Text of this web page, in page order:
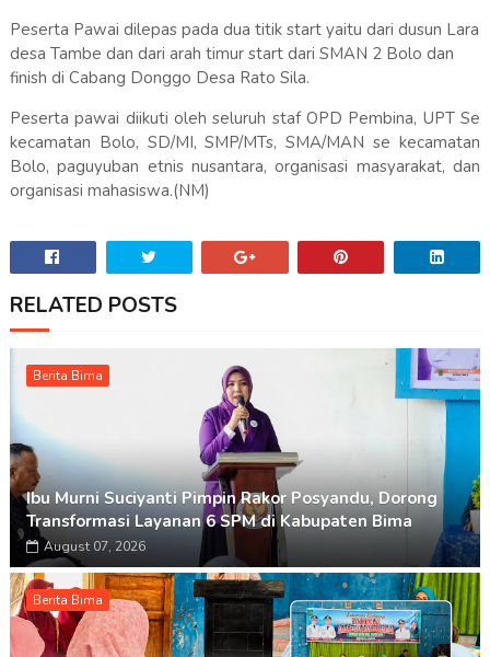
Peserta Pawai dilepas pada dua titik start yaitu dari dusun Lara
desa Tambe dan dari arah timur start dari SMAN 2 Bolo dan
finish di Cabang Donggo Desa Rato Sila.
Peserta pawai diikuti oleh seluruh staf OPD Pembina, UPT Se
kecamatan Bolo, SD/MI, SMP/MTs, SMA/MAN se kecamatan
Bolo, paguyuban etnis nusantara, organisasi masyarakat, dan
organisasi mahasiswa.(NM)
RELATED POSTS
Berita Bima
Ibu Murni Suciyanti Pimpin Rakor Posyandu, Dorong
Transformasi Layanan 6 SPM di Kabupaten Bima
August 07, 2026
Berita Bima